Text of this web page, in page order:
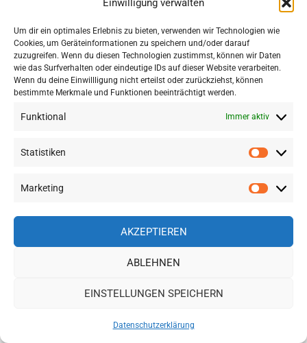
Einwilligung verwalten
Um dir ein optimales Erlebnis zu bieten, verwenden wir Technologien wie
Cookies, um Geräteinformationen zu speichern und/oder darauf
zuzugreifen. Wenn du diesen Technologien zustimmst, können wir Daten
wie das Surfverhalten oder eindeutige IDs auf dieser Website verarbeiten.
Wenn du deine Einwillligung nicht erteilst oder zurückziehst, können
bestimmte Merkmale und Funktionen beeinträchtigt werden.
Funktional Immer aktiv
Statistiken
Marketing
AKZEPTIEREN
ABLEHNEN
EINSTELLUNGEN SPEICHERN
Datenschutzerklärung
(20)
Juni 2025(5)
EURE DEUTSCHSPRACHIGE ZEITUNG FÜR
THAILAND: